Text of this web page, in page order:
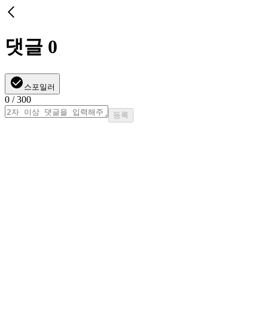
댓글 0
스포일러
0 / 300
등록